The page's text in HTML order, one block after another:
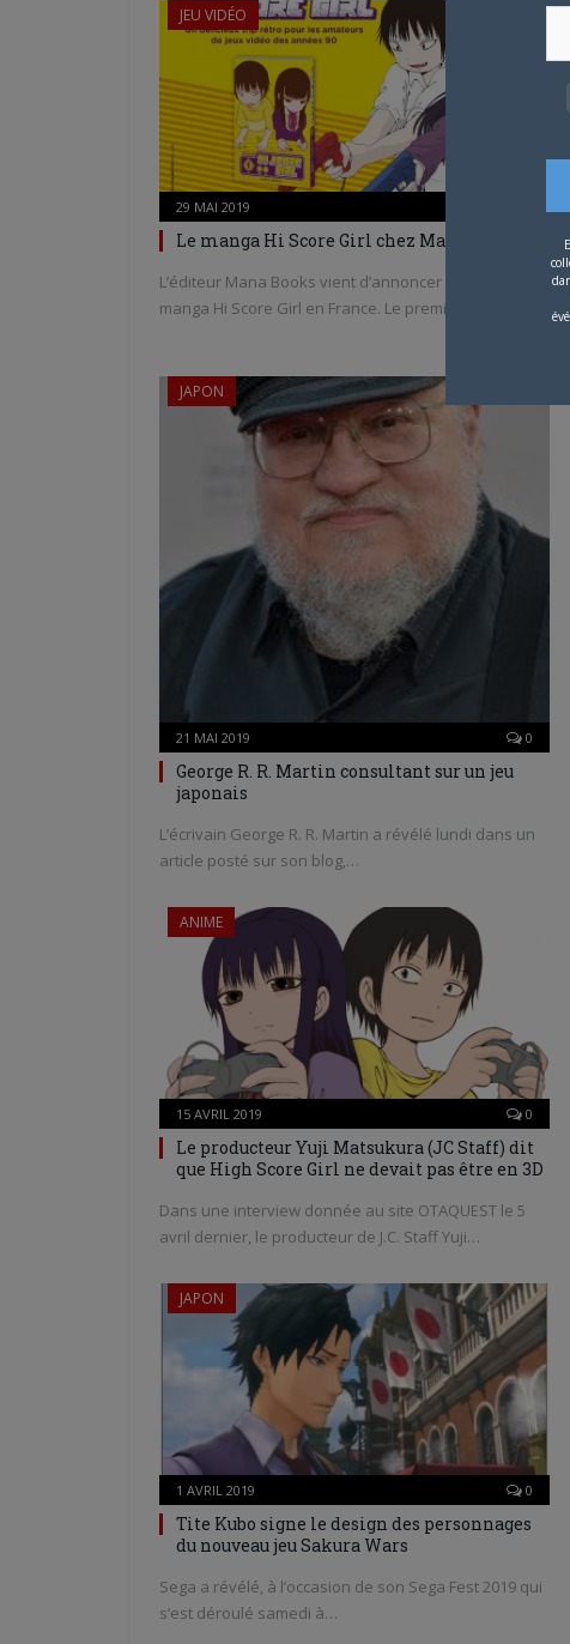
JEU VIDÉO
29 MAI 2019
Le manga Hi Score Girl chez Mana Books
L’éditeur Mana Books vient d’annoncer l’édition du
manga Hi Score Girl en France. Le premier…
JAPON
21 MAI 2019 0
George R. R. Martin consultant sur un jeu
japonais
L’écrivain George R. R. Martin a révélé lundi dans un
article posté sur son blog,…
ANIME
15 AVRIL 2019 0
Le producteur Yuji Matsukura (JC Staff) dit
que High Score Girl ne devait pas être en 3D
Dans une interview donnée au site OTAQUEST le 5
avril dernier, le producteur de J.C. Staff Yuji…
JAPON
1 AVRIL 2019 0
Tite Kubo signe le design des personnages
du nouveau jeu Sakura Wars
Sega a révélé, à l’occasion de son Sega Fest 2019 qui
s’est déroulé samedi à…